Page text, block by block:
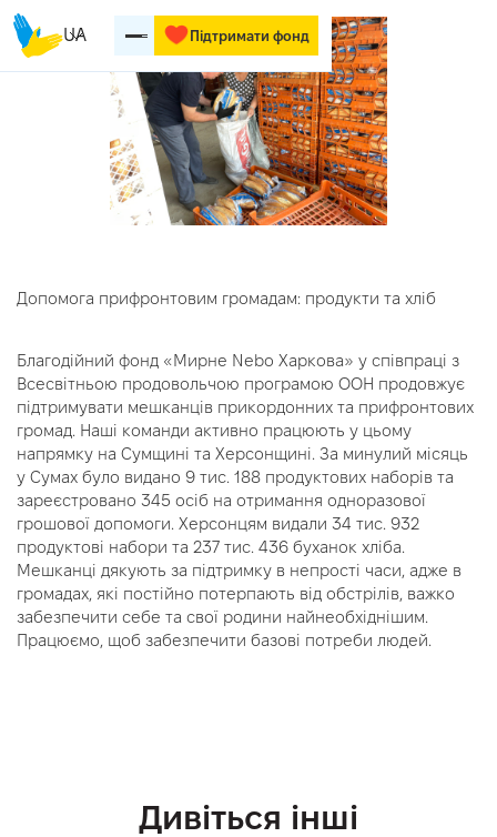
UA Підтримати фонд
Допомога прифронтовим громадам: продукти та хліб
Благодійний фонд «Мирне Nebo Харкова» у співпраці з
Всесвітньою продовольчою програмою ООН продовжує
підтримувати мешканців прикордонних та прифронтових
громад. Наші команди активно працюють у цьому
напрямку на Сумщині та Херсонщині. За минулий місяць
у Сумах було видано 9 тис. 188 продуктових наборів та
зареєстровано 345 осіб на отримання одноразової
грошової допомоги. Херсонцям видали 34 тис. 932
продуктові набори та 237 тис. 436 буханок хліба.
Мешканці дякують за підтримку в непрості часи, адже в
громадах, які постійно потерпають від обстрілів, важко
забезпечити себе та свої родини найнеобхіднішим.
Працюємо, щоб забезпечити базові потреби людей.
Дивіться інші